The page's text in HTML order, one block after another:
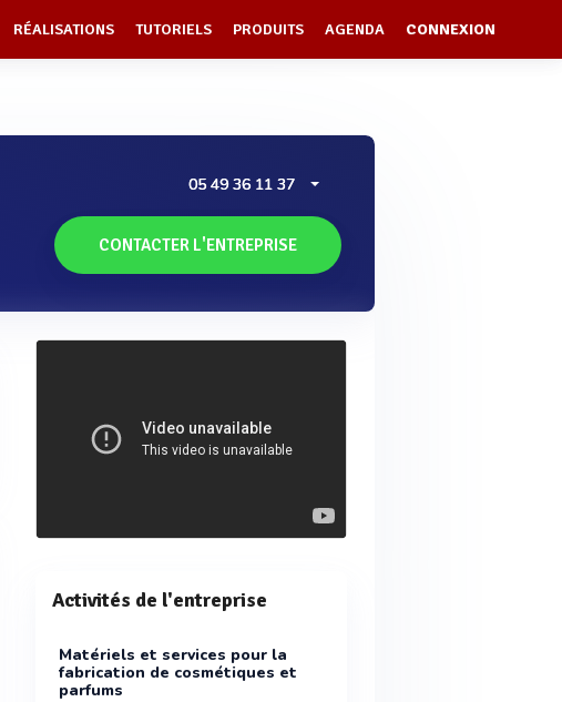
RÉALISATIONS TUTORIELS PRODUITS AGENDA CONNEXION
05 49 36 11 37
CONTACTER L'ENTREPRISE
Activités de l'entreprise
Matériels et services pour la
fabrication de cosmétiques et
parfums